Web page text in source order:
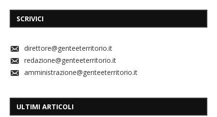
SCRIVICI
direttore@genteeterritorio.it
redazione@genteeterritorio.it
amministrazione@genteeterritorio.it
ULTIMI ARTICOLI